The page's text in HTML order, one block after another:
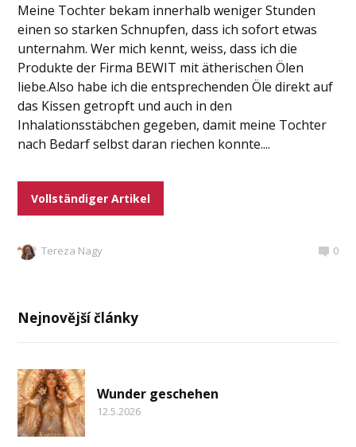
Meine Tochter bekam innerhalb weniger Stunden
einen so starken Schnupfen, dass ich sofort etwas
unternahm. Wer mich kennt, weiss, dass ich die
Produkte der Firma BEWIT mit ätherischen Ölen
liebe.Also habe ich die entsprechenden Öle direkt auf
das Kissen getropft und auch in den
Inhalationsstäbchen gegeben, damit meine Tochter
nach Bedarf selbst daran riechen konnte....
Vollständiger Artikel
Tereza Nagy 0
Nejnovější články
Wunder geschehen
12.5.2026